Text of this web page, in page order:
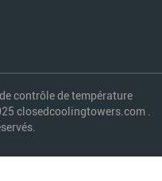
contrôle de température
closedcoolingtowers.com .